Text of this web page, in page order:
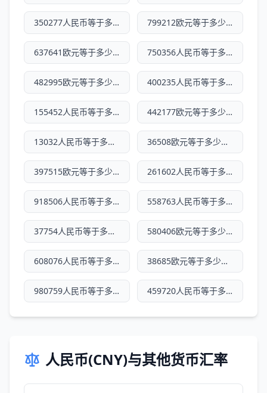
350277人民币等于多少欧元 799212欧元等于多少人民币
637641欧元等于多少人民币 750356人民币等于多少欧元
482995欧元等于多少人民币 400235人民币等于多少欧元
155452人民币等于多少欧元 442177欧元等于多少人民币
13032人民币等于多少欧元 36508欧元等于多少人民币
397515欧元等于多少人民币 261602人民币等于多少欧元
918506人民币等于多少欧元 558763人民币等于多少欧元
37754人民币等于多少欧元 580406欧元等于多少人民币
608076人民币等于多少欧元 38685欧元等于多少人民币
980759人民币等于多少欧元 459720人民币等于多少欧元
人民币(CNY)与其他货币汇率